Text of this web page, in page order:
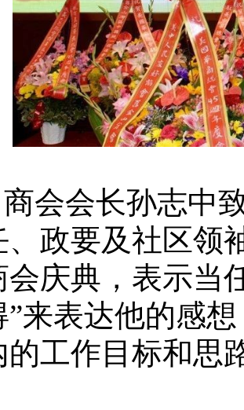
商会会长孙志中
、政要及社区领
会庆典，表示当
”来表达他的感
的工作目标和思